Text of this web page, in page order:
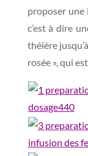
proposer une
c’est à dire
théière
rosée », qui